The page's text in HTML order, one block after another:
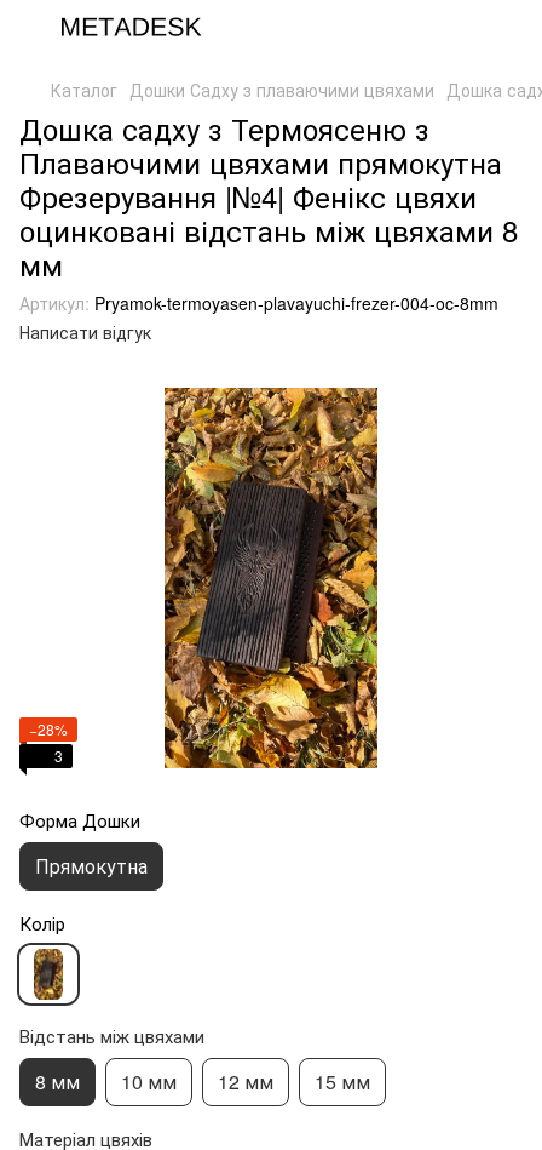
Каталог Дошки Садху з плаваючими цвяхами Дошка
Дошка садху з Термоясеню з
Плаваючими цвяхами прямокутна
Фрезерування |№4| Фенікс цвяхи
оцинковані відстань між цвяхами 8
мм
Артикул: Pryamok-termoyasen-plavayuchi-frezer-004-oc-8mm
Написати відгук
−28%
3
Форма Дошки
Прямокутна
Колір
Відстань між цвяхами
8 мм 10 мм 12 мм 15 мм
Матеріал цвяхів